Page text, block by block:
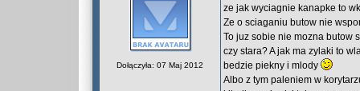
Dołączyła: 07 Maj 2012
ze jak wyciagnie kanapke to
Ze o sciaganiu butow nie
To juz sobie nie mozna butow
czy stara? A jak ma zylaki to
bedzie piekny i mlody
Albo z tym paleniem w